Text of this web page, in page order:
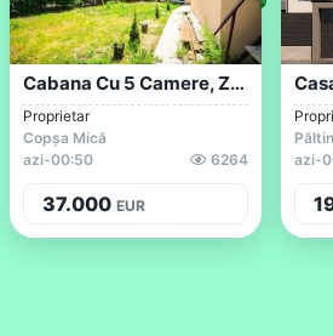
Cabana Cu 5 Camere, Zona 3 Insule
Proprietar
Copșa Mică
azi-00:50 6264
37.000 EUR
azi-